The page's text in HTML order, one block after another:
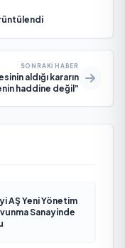
SONRAKI HABER
aldığı kararın
haddine değil”
AŞ Yeni Yönetim
Sanayinde